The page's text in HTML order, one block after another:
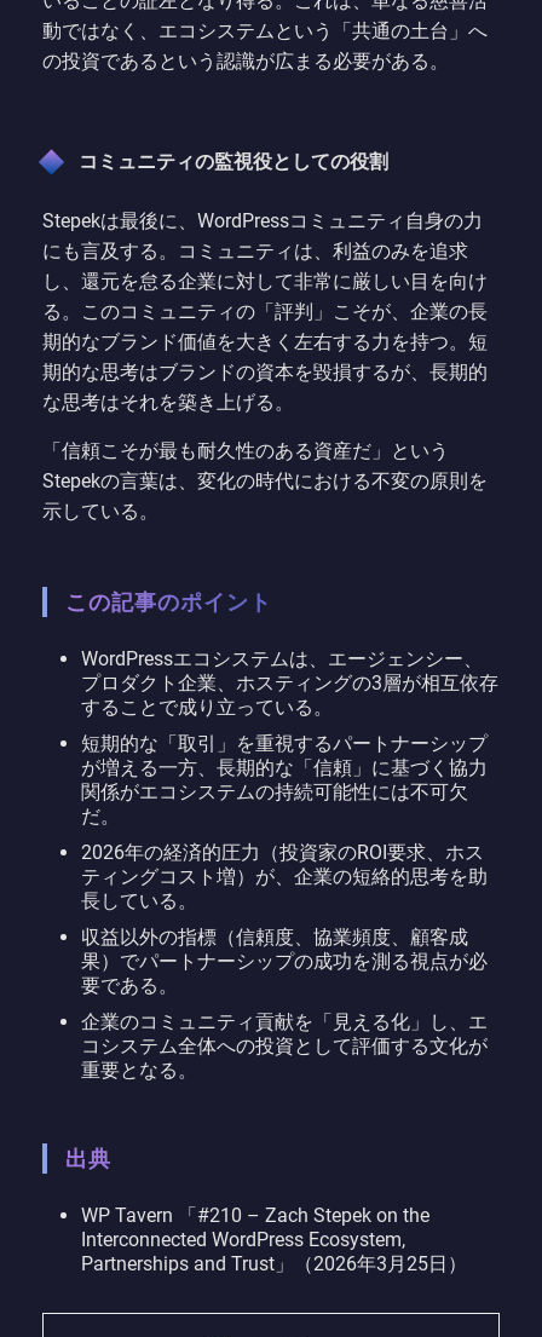
動ではなく、エコシステムという「共通の土台」へ
の投資であるという認識が広まる必要がある。
コミュニティの監視役としての役割
Stepekは最後に、WordPressコミュニティ自身の力
にも言及する。コミュニティは、利益のみを追求
し、還元を怠る企業に対して非常に厳しい目を向け
る。このコミュニティの「評判」こそが、企業の長
期的なブランド価値を大きく左右する力を持つ。短
期的な思考はブランドの資本を毀損するが、長期的
な思考はそれを築き上げる。
「信頼こそが最も耐久性のある資産だ」という
Stepekの言葉は、変化の時代における不変の原則を
示している。
この記事のポイント
WordPressエコシステムは、エージェンシー、
プロダクト企業、ホスティングの3層が相互依存
することで成り立っている。
短期的な「取引」を重視するパートナーシップ
が増える一方、長期的な「信頼」に基づく協力
関係がエコシステムの持続可能性には不可欠
だ。
2026年の経済的圧力（投資家のROI要求、ホス
ティングコスト増）が、企業の短絡的思考を助
長している。
収益以外の指標（信頼度、協業頻度、顧客成
果）でパートナーシップの成功を測る視点が必
要である。
企業のコミュニティ貢献を「見える化」し、エ
コシステム全体への投資として評価する文化が
重要となる。
出典
WP Tavern 「#210 – Zach Stepek on the
Interconnected WordPress Ecosystem,
Partnerships and Trust」（2026年3月25日）